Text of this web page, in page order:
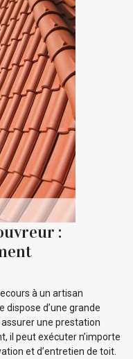
:
à un artisan
dispose d’une grande
une prestation
il peut exécuter n’importe
et d’entretien de toit.